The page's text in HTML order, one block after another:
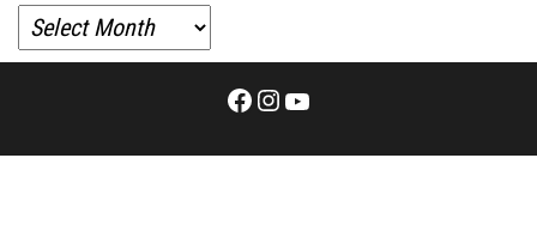
Facebook
Instagram
YouTube